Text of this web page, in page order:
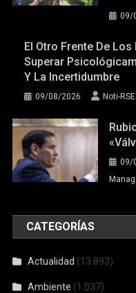
09/
El Otro Frente De
Superar
Y La Incertidumbre
09/08/2026 Noti-RSE
09/
CATEGORÍAS
Actualidad (13.893)
Ambiente (1.037)